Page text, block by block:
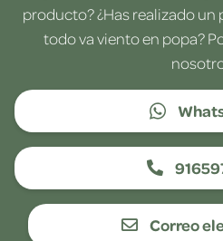
producto? ¿Has realizado un
todo va viento en popa?
Correo